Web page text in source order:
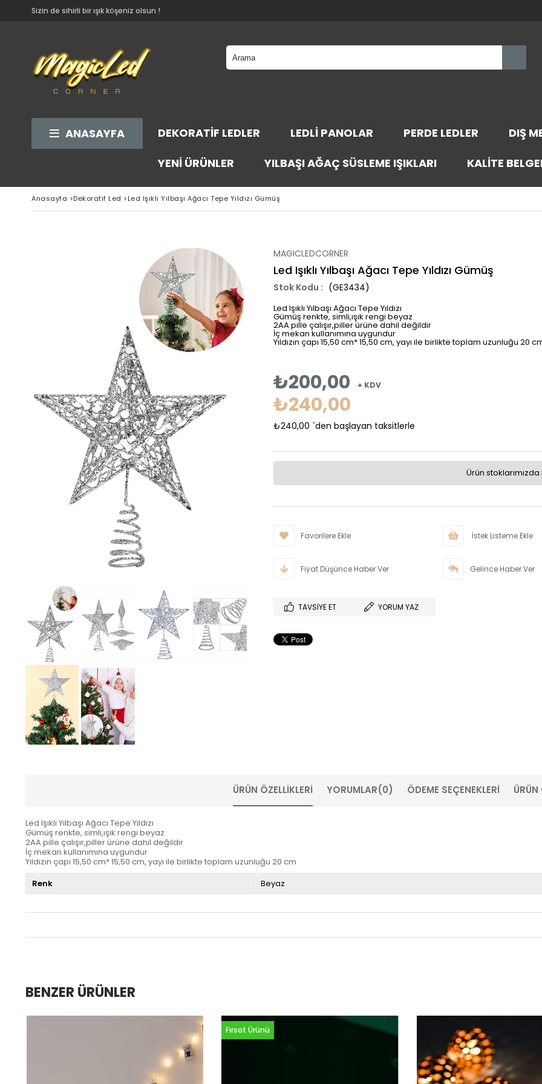
Sizin de sihirli bir ışık köşeniz olsun !
ANASAYFA DEKORATIF LEDLER LEDLI PANOLAR PERDE LEDLER DIŞ
YENI ÜRÜNLER
YILBAŞI AĞAÇ SÜSLEME IŞIKLARI KALITE
Anasayfa >Dekoratif Led >Led Işıklı Yılbaşı Ağacı Tepe Yıldızı Gümüş
MAGICLEDCORNER
Led Işıklı Yılbaşı Ağacı Tepe Yıldızı Gümüş
(GE3434)
Led Işıklı Yılbaşı Ağacı Tepe Yıldızı
Gümüş renkte, simli,ışık rengi beyaz
2AA pille çalışır,piller ürüne dahil değildir
İç mekan kullanımına uygundur
Yıldızın çapı 15,50 cm* 15,50 cm, yayı ile birlikte toplam uzunluğu 20
₺200,00 + KDV
₺240,00
₺240,00 `den başlayan taksitlerle
Ürün stoklarımızda
Favorilere Ekle İstek Listeme Ekle
Fiyat Düşünce Haber Ver Gelince Haber Ver
TAVSIYE ET YORUM YAZ
ÜRÜN ÖZELLIKLERI YORUMLAR(0) ÖDEME SEÇENEKLERI ÜRÜN
Led Işıklı Yılbaşı Ağacı Tepe Yıldızı
Gümüş renkte, simli,ışık rengi beyaz
2AA pille çalışır,piller ürüne dahil değildir
İç mekan kullanımına uygundur
Yıldızın çapı 15,50 cm* 15,50 cm, yayı ile birlikte toplam uzunluğu 20 cm
Renk
Beyaz
BENZER ÜRÜNLER
Fırsat Ürünü